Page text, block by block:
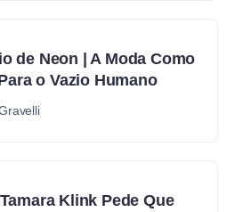
de Neon | A Moda Como
o Vazio Humano
Klink Pede Que